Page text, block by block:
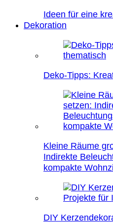
Ideen für eine
Dekoration
Deko-Tipps:
Kleine Räume
Indirekte
kompakte
DIY